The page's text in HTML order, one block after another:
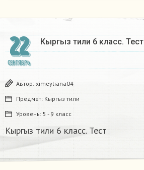
22
СЕНТЯБРЬ
Кыргыз тили 6 класс. Тест​
Автор: ximeylianа04
Предмет: Кыргыз тили
Уровень: 5 - 9 класс
Кыргыз тили 6 класс. Тест​